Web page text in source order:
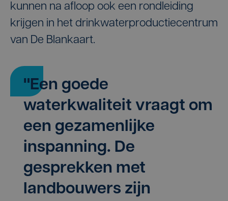
kunnen na afloop ook een rondleiding
krijgen in het drinkwaterproductiecentrum
van De Blankaart.
"Een goede
waterkwaliteit vraagt om
een gezamenlijke
inspanning. De
gesprekken met
landbouwers zijn